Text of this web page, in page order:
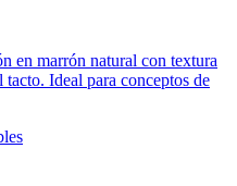
en marrón natural con textura
Ideal para conceptos de